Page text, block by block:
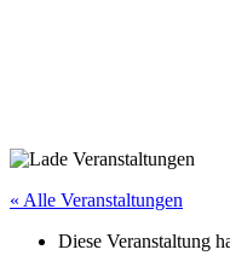
« Alle Veranstaltungen
Diese Veranstaltung